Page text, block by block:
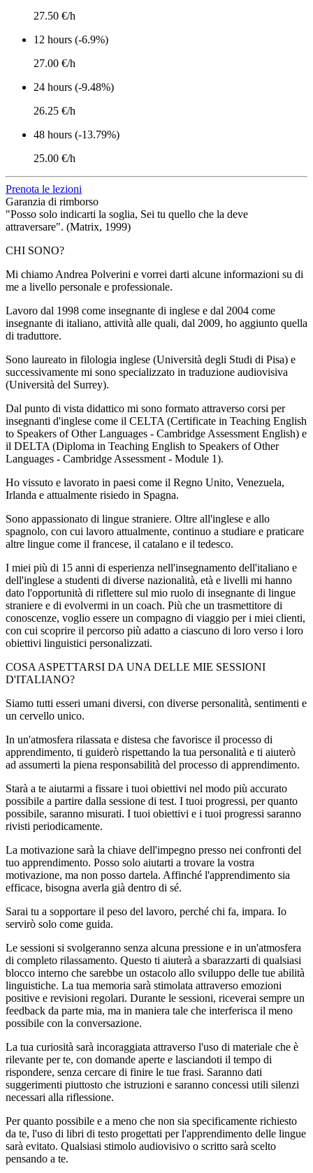
27.50 €/h
12 hours (-6.9%)
27.00 €/h
24 hours (-9.48%)
26.25 €/h
48 hours (-13.79%)
25.00 €/h
Prenota le lezioni
Garanzia di rimborso
"Posso solo indicarti la soglia, Sei tu quello che la deve
attraversare". (Matrix, 1999)
CHI SONO?
Mi chiamo Andrea Polverini e vorrei darti alcune informazioni su di
me a livello personale e professionale.
Lavoro dal 1998 come insegnante di inglese e dal 2004 come
insegnante di italiano, attività alle quali, dal 2009, ho aggiunto quella
di traduttore.
Sono laureato in filologia inglese (Università degli Studi di Pisa) e
successivamente mi sono specializzato in traduzione audiovisiva
(Università del Surrey).
Dal punto di vista didattico mi sono formato attraverso corsi per
insegnanti d'inglese come il CELTA (Certificate in Teaching English
to Speakers of Other Languages - Cambridge Assessment English) e
il DELTA (Diploma in Teaching English to Speakers of Other
Languages - Cambridge Assessment - Module 1).
Ho vissuto e lavorato in paesi come il Regno Unito, Venezuela,
Irlanda e attualmente risiedo in Spagna.
Sono appassionato di lingue straniere. Oltre all'inglese e allo
spagnolo, con cui lavoro attualmente, continuo a studiare e praticare
altre lingue come il francese, il catalano e il tedesco.
I miei più di 15 anni di esperienza nell'insegnamento dell'italiano e
dell'inglese a studenti di diverse nazionalità, età e livelli mi hanno
dato l'opportunità di riflettere sul mio ruolo di insegnante di lingue
straniere e di evolvermi in un coach. Più che un trasmettitore di
conoscenze, voglio essere un compagno di viaggio per i miei clienti,
con cui scoprire il percorso più adatto a ciascuno di loro verso i loro
obiettivi linguistici personalizzati.
COSA ASPETTARSI DA UNA DELLE MIE SESSIONI
D'ITALIANO?
Siamo tutti esseri umani diversi, con diverse personalità, sentimenti e
un cervello unico.
In un'atmosfera rilassata e distesa che favorisce il processo di
apprendimento, ti guiderò rispettando la tua personalità e ti aiuterò
ad assumerti la piena responsabilità del processo di apprendimento.
Starà a te aiutarmi a fissare i tuoi obiettivi nel modo più accurato
possibile a partire dalla sessione di test. I tuoi progressi, per quanto
possibile, saranno misurati. I tuoi obiettivi e i tuoi progressi saranno
rivisti periodicamente.
La motivazione sarà la chiave dell'impegno presso nei confronti del
tuo apprendimento. Posso solo aiutarti a trovare la vostra
motivazione, ma non posso dartela. Affinché l'apprendimento sia
efficace, bisogna averla già dentro di sé.
Sarai tu a sopportare il peso del lavoro, perché chi fa, impara. Io
servirò solo come guida.
Le sessioni si svolgeranno senza alcuna pressione e in un'atmosfera
di completo rilassamento. Questo ti aiuterà a sbarazzarti di qualsiasi
blocco interno che sarebbe un ostacolo allo sviluppo delle tue abilità
linguistiche. La tua memoria sarà stimolata attraverso emozioni
positive e revisioni regolari. Durante le sessioni, riceverai sempre un
feedback da parte mia, ma in maniera tale che interferisca il meno
possibile con la conversazione.
La tua curiosità sarà incoraggiata attraverso l'uso di materiale che è
rilevante per te, con domande aperte e lasciandoti il tempo di
rispondere, senza cercare di finire le tue frasi. Saranno dati
suggerimenti piuttosto che istruzioni e saranno concessi utili silenzi
necessari alla riflessione.
Per quanto possibile e a meno che non sia specificamente richiesto
da te, l'uso di libri di testo progettati per l'apprendimento delle lingue
sarà evitato. Qualsiasi stimolo audiovisivo o scritto sarà scelto
pensando a te.